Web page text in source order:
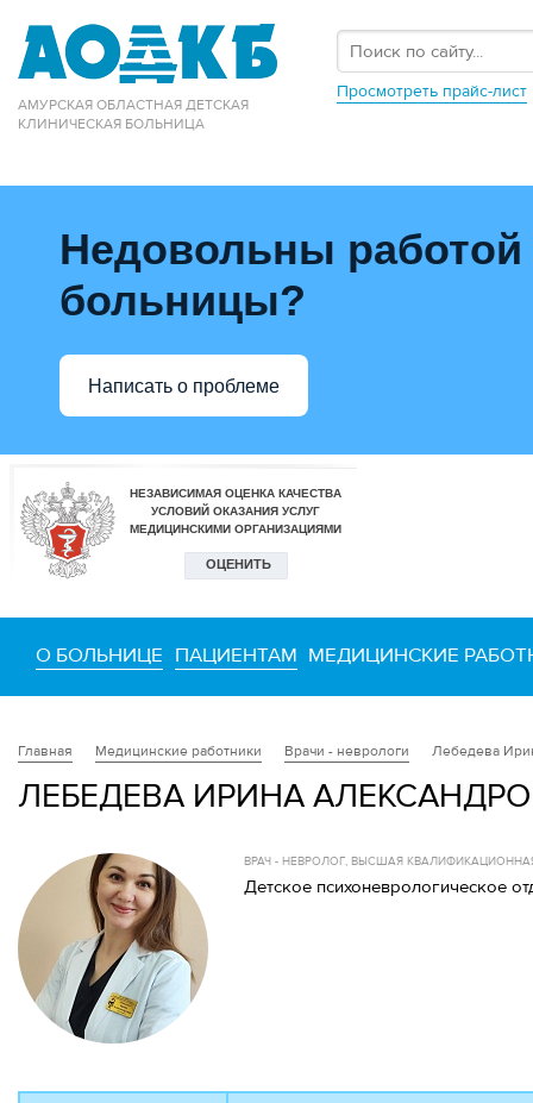
АМУРСКАЯ ОБЛАСТНАЯ ДЕТСКАЯ
КЛИНИЧЕСКАЯ БОЛЬНИЦА
Просмотреть прайс-лист
Недовольны работой
больницы?
Написать о проблеме
О БОЛЬНИЦЕ ПАЦИЕНТАМ МЕДИЦИНСКИЕ
Главная Медицинские работники Врачи - неврологи Лебедева
ЛЕБЕДЕВА ИРИНА
ВРАЧ - НЕВРОЛОГ, ВЫСШАЯ
Детское психоневрологическое